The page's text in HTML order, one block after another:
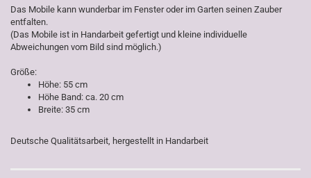
Das Mobile kann wunderbar im Fenster oder im Garten seinen Zauber
entfalten.
(Das Mobile ist in Handarbeit gefertigt und kleine individuelle
Abweichungen vom Bild sind möglich.)
Größe:
Höhe: 55 cm
Höhe Band: ca. 20 cm
Breite: 35 cm
Deutsche Qualitätsarbeit, hergestellt in Handarbeit